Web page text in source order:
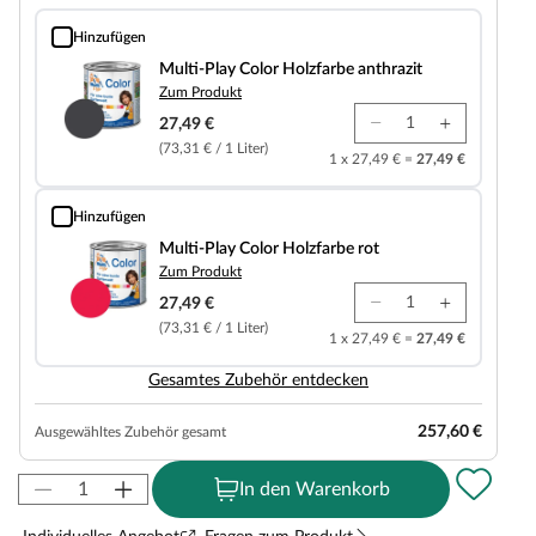
Hinzufügen
Multi-Play Color Holzfarbe anthrazit
Multi-Play Color Holzfarbe anthrazit
Zum Produkt
27,49 €
(73,31 € / 1 Liter)
1 x 27,49 € = 27,49 €
Hinzufügen
Multi-Play Color Holzfarbe rot
Multi-Play Color Holzfarbe rot
Zum Produkt
27,49 €
(73,31 € / 1 Liter)
1 x 27,49 € = 27,49 €
Gesamtes Zubehör entdecken
Ausgewähltes Zubehör gesamt 257,60 €
In den Warenkorb